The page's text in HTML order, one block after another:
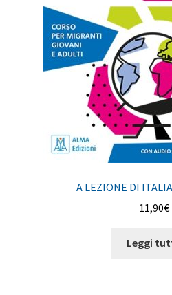
A LEZIONE DI
11,90€
Leggi